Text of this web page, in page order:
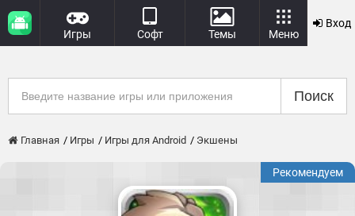
Игры Софт Темы Меню
Вход
Поиск
Главная Игры Игры для Android Экшены
Рекомендуем